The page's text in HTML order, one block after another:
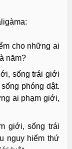
cho những ai
năm?
sống trái giới
phóng dật.
ai phạm giới,
giới, sống trái
nguy hiểm thứ